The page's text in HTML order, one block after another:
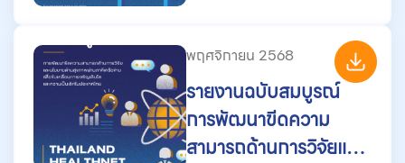
ประเทศไทย
พฤศจิกายน 2568
รายงานฉบับสมบูรณ์
การพัฒนาขีดความ
สามารถด้านการวิจัยและ